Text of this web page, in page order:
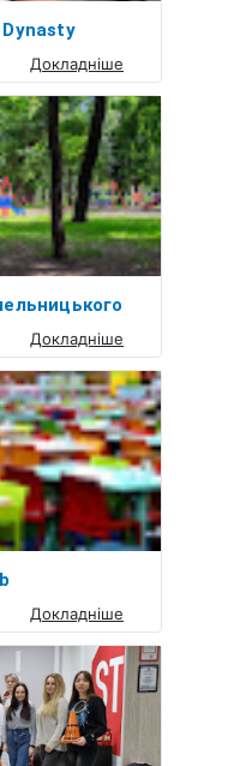
Dynasty
Докладніше
Докладніше
Докладніше